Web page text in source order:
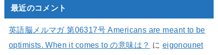
最近のコメント
英語脳メルマガ 第06317号 Americans are meant to be
optimists. When it comes to の意味は？ に eigonounet